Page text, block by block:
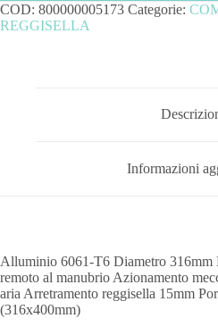
COD: 800000005173 Categorie:
REGGISELLA
Informazioni
Alluminio 6061-T6 Diametro 316mm
remoto al manubrio Azionamento
aria Arretramento reggisella 15mm
(316x400mm)